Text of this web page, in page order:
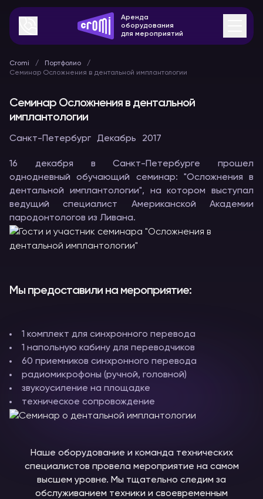
Аренда
оборудования
для мероприятий
Cromi
Портфолио
Семинар Осложнения в дентальной имплантологии
Семинар Осложнения в дентальной
имплантологии
Санкт-Петербург Декабрь 2017
16 декабря в Санкт-Петербурге прошел
однодневный обучающий семинар: "Осложнения в
дентальной имплантологии", на котором выступал
ведущий специалист Американской Академии
пародонтологов из Ливана.
Мы предоставили на мероприятие:
1 комплект для синхронного перевода
1 напольную кабину для переводчиков
60 приемников синхронного перевода
радиомикрофоны (ручной, головной)
звукоусиление на площадке
техническое сопровождение
Наше оборудование и команда технических
специалистов провела мероприятие на самом
высшем уровне. Мы тщательно следим за
обслуживанием техники и своевременным